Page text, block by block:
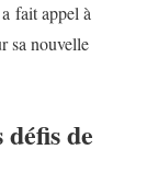
a fait appel à
sa nouvelle
de